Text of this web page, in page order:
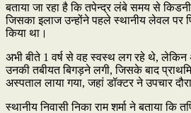
बताया जा रहा है कि तपेन्द्र लंबे समय से
जिसका इलाज उन्होंने पहले स्थानीय लेवल पर
किया था।
अभी बीते 1 वर्ष से वह स्वस्थ लग रहे थे, लेकिन
उनकी तबीयत बिगड़ने लगी, जिसके बाद
अस्पताल लाया गया, जहां डॉक्टर ने उपचार
स्थानीय निवासी निका राम शर्मा ने बताया कि